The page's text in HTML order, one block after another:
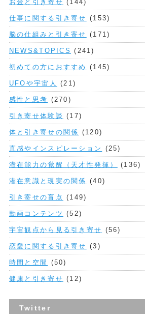
お金と引き寄せ (144)
仕事に関する引き寄せ (153)
脳の仕組みと引き寄せ (171)
NEWS&TOPICS (241)
初めての方におすすめ (145)
UFOや宇宙人 (21)
感性と思考 (270)
引き寄せ体験談 (17)
体と引き寄せの関係 (120)
直感やインスピレーション (25)
潜在能力の覚醒（天才性発揮） (136)
潜在意識と現実の関係 (40)
引き寄せの盲点 (149)
動画コンテンツ (52)
宇宙観点から見る引き寄せ (56)
恋愛に関する引き寄せ (3)
時間と空間 (50)
健康と引き寄せ (12)
Twitter